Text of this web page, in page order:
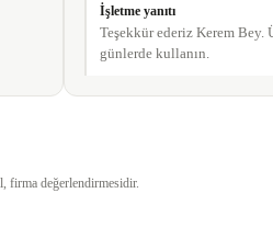
İşletme yanıtı
Teşekkür ederiz Kerem Bey.
günlerde kullanın.
firma değerlendirmesidir.